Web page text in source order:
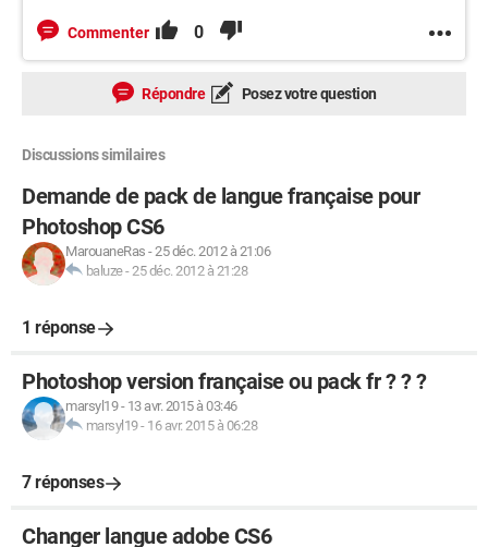
Commenter 0
Répondre Posez votre question
Discussions similaires
Demande de pack de langue française pour
Photoshop CS6
MarouaneRas -25 déc. 2012 à 21:06
baluze-25 déc. 2012 à 21:28
1 réponse
Photoshop version française ou pack fr ? ? ?
marsyl19- 13 avr. 2015 à 03:46
marsyl19- 16 avr. 2015 à 06:28
7 réponses
Changer langue adobe CS6